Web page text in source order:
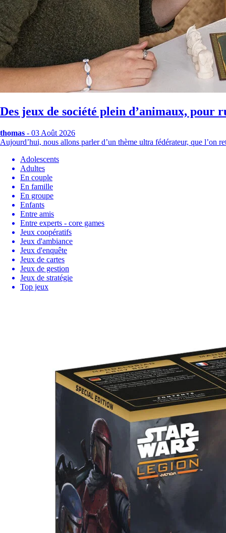
Des jeux de société plein d’animaux, pour
thomas - 03 Août 2026
Aujourd’hui, nous allons parler d’un thème ultra fédérateur, que l’on
Adolescents
Adultes
En couple
En famille
En groupe
Enfants
Entre amis
Entre experts - core games
Jeux coopératifs
Jeux d'ambiance
Jeux d'enquête
Jeux de cartes
Jeux de gestion
Jeux de stratégie
Top jeux